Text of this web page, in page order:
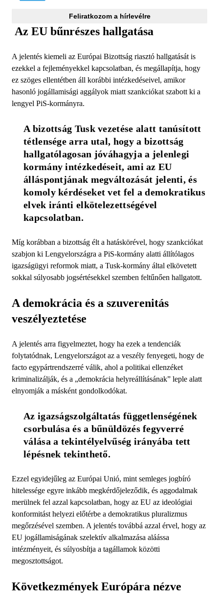
Feliratkozom a hírlevélre
Az EU bűnrészes hallgatása
A jelentés kiemeli az Európai Bizottság riasztó hallgatását is
ezekkel a fejleményekkel kapcsolatban, és megállapítja, hogy
ez szöges ellentétben áll korábbi intézkedéseivel, amikor
hasonló jogállamisági aggályok miatt szankciókat szabott ki a
lengyel PiS-kormányra.
A bizottság Tusk vezetése alatt tanúsított
tétlensége arra utal, hogy a bizottság
hallgatólagosan jóváhagyja a jelenlegi
kormány intézkedéseit, ami az EU
álláspontjának megváltozását jelenti, és
komoly kérdéseket vet fel a demokratikus
elvek iránti elkötelezettségével
kapcsolatban.
Míg korábban a bizottság élt a hatáskörével, hogy szankciókat
szabjon ki Lengyelországra a PiS-kormány alatti állítólagos
igazságügyi reformok miatt, a Tusk-kormány által elkövetett
sokkal súlyosabb jogsértésekkel szemben feltűnően hallgatott.
A demokrácia és a szuverenitás
veszélyeztetése
A jelentés arra figyelmeztet, hogy ha ezek a tendenciák
folytatódnak, Lengyelországot az a veszély fenyegeti, hogy de
facto egypártrendszerré válik, ahol a politikai ellenzéket
kriminalizálják, és a „demokrácia helyreállításának” leple alatt
elnyomják a másként gondolkodókat.
Az igazságszolgáltatás függetlenségének
csorbulása és a bűnüldözés fegyverré
válása a tekintélyelvűség irányába tett
lépésnek tekinthető.
Ezzel egyidejűleg az Európai Unió, mint semleges jogbíró
hitelessége egyre inkább megkérdőjeleződik, és aggodalmak
merülnek fel azzal kapcsolatban, hogy az EU az ideológiai
konformitást helyezi előtérbe a demokratikus pluralizmus
megőrzésével szemben. A jelentés továbbá azzal érvel, hogy az
EU jogállamiságának szelektív alkalmazása aláássa
intézményeit, és súlyosbítja a tagállamok közötti
megosztottságot.
Következmények Európára nézve